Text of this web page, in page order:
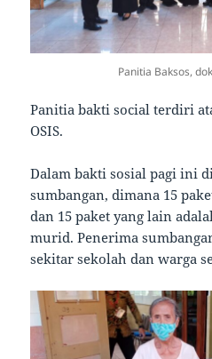
Panitia Baksos,
Panitia bakti social terdiri
OSIS.
Dalam bakti sosial pagi ini
sumbangan, dimana 15
dan 15 paket yang lain
murid. Penerima
sekitar sekolah dan warga